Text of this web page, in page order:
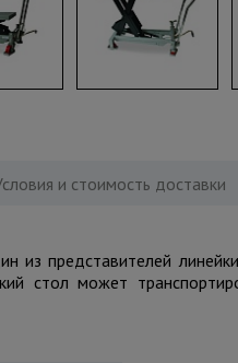
и стоимость доставки
из представителей
стол может